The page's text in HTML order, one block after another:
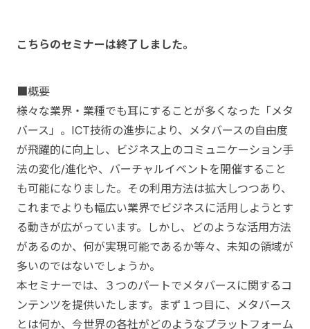
こちらのセミナーは終了しました。
■概要
様々な業界・業種でも耳にすることが多くなった「メタ
バース」。ICT技術の進歩により、メタバースの自由度
が飛躍的に向上し、ビジネス上のコミュニケーション手
法の変化/進化や、バーチャルイベントを開催すること
も可能になりました。その利用方法は拡大しつつあり、
これまでよりも幅広い業界でビジネスに活用しようとす
る動きが広がっています。しかし、どのような活用方法
があるのか、何が実現可能であるか等々、未知の領域が
多いのではないでしょうか。
本セミナーでは、３つのパートでメタバースに関するコ
ンテンツを提供いたします。まず１つ目に、メタバース
とは何か、今世界の各社がどのようなプラットフォーム